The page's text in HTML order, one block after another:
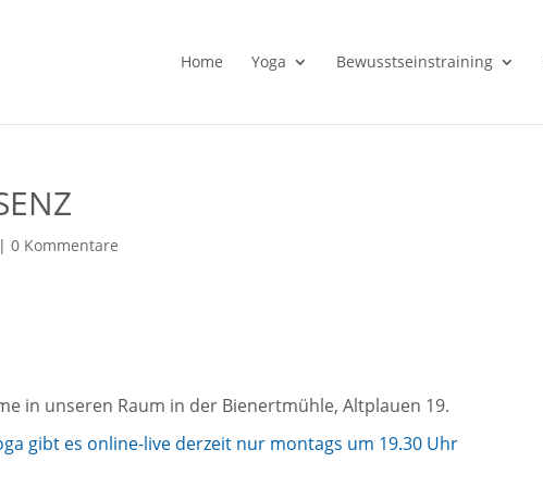
Home Yoga Bewusstseinstraining
|0 Kommentare
in unseren Raum in der Bienertmühle, Altplauen 19.
gibt es online-live derzeit nur montags um 19.30 Uhr